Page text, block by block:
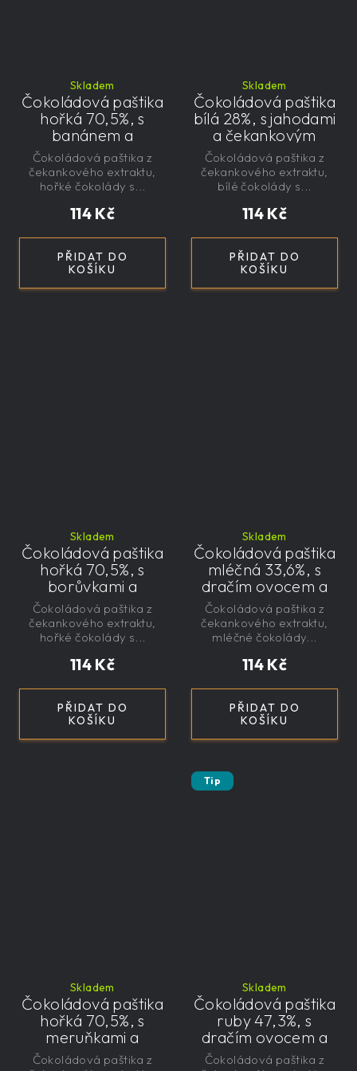
Skladem
Čokoládová paštika
hořká 70,5%, s
banánem a
čekankovým
sirupem 100g -
nízkokalorická,
114 Kč
PŘIDAT DO
KOŠÍKU
Čokoládová paštika z
čekankového extraktu,
hořké čokolády s...
Skladem
Čokoládová paštika
bílá 28%, s jahodami
a čekankovým
sirupem 100g -
nízkokalorická,
řemeslná
114 Kč
PŘIDAT DO
KOŠÍKU
Čokoládová paštika z
čekankového extraktu,
bílé čokolády s...
Skladem
Čokoládová paštika
hořká 70,5%, s
borůvkami a
čekankovým
sirupem 100g -
nízkokalorická,
114 Kč
PŘIDAT DO
KOŠÍKU
Čokoládová paštika z
čekankového extraktu,
hořké čokolády s...
Skladem
Čokoládová paštika
mléčná 33,6%, s
dračím ovocem a
čekankovým
sirupem 100g -
nízkokalorická,
114 Kč
PŘIDAT DO
KOŠÍKU
Čokoládová paštika z
čekankového extraktu,
mléčné čokolády...
Skladem
Čokoládová paštika
hořká 70,5%, s
meruňkami a
čekankovým
Čokoládová paštika z
Tip
Skladem
Čokoládová paštika
ruby 47,3%, s
dračím ovocem a
čekankovým
Čokoládová paštika z